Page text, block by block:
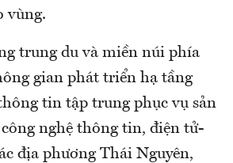
vùng.
trung du và miền núi phía
gian phát triển hạ tầng
tin tập trung phục vụ sản
nghệ thông tin, điện tử-
địa phương Thái Nguyên,